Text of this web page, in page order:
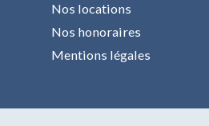
Nos locations
Nos honoraires
Mentions légales